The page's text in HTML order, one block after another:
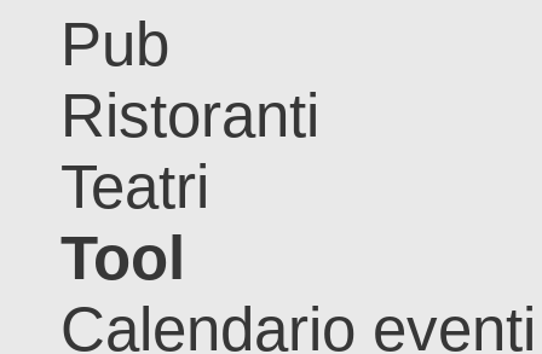
Pub
Ristoranti
Teatri
Tool
Calendario eventi